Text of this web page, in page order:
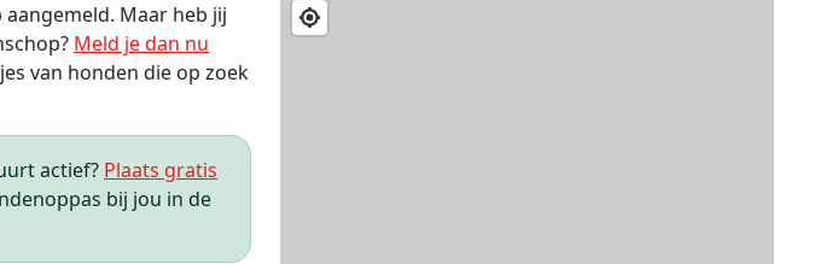
Maar heb jij
Meld je dan nu
van honden die op zoek
actief? Plaats gratis
bij jou in de